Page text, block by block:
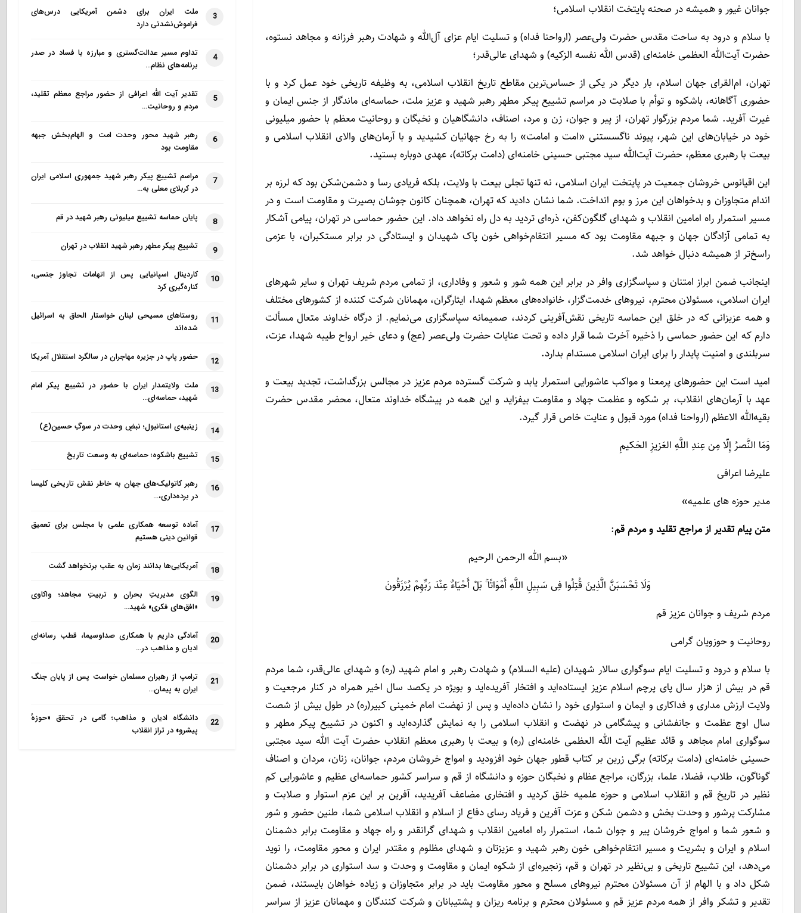
جوانان غیور و همیشه در صحنه پایتخت انقلاب اسلامی؛
با سلام و درود به ساحت مقدس حضرت ولی‌عصر (ارواحنا فداه) و تسلیت ایام عزای آل‌الله و شهادت رهبر فرزانه و مجاهد نستوه،
حضرت آیت‌الله العظمی خامنه‌ای (قدس الله نفسه الزکیه) و شهدای عالی‌قدر؛
تهران، ام‌القرای جهان اسلام، بار دیگر در یکی از حساس‌ترین مقاطع تاریخ انقلاب اسلامی، به وظیفه تاریخی خود عمل کرد و با
حضوری آگاهانه، باشکوه و توأم با صلابت در مراسم تشییع پیکر مطهر رهبر شهید و عزیز ملت، حماسه‌ای ماندگار از جنس ایمان و
غیرت آفرید. شما مردم بزرگوار تهران، از پیر و جوان، زن و مرد، اصناف، دانشگاهیان و نخبگان و روحانیت معظم با حضور میلیونی
خود در خیابان‌های این شهر، پیوند ناگسستنی «امت و امامت» را به رخ جهانیان کشیدید و با آرمان‌های والای انقلاب اسلامی و
بیعت با رهبری معظم، حضرت آیت‌الله سید مجتبی حسینی خامنه‌ای (دامت برکاته)، عهدی دوباره بستید.
این اقیانوس خروشان جمعیت در پایتخت ایران اسلامی، نه تنها تجلی بیعت با ولایت، بلکه فریادی رسا و دشمن‌شکن بود که لرزه بر
اندام متجاوزان و بدخواهان این مرز و بوم انداخت. شما نشان دادید که تهران، همچنان کانون جوشان بصیرت و مقاومت است و در
مسیر استمرار راه امامین انقلاب و شهدای گلگون‌کفن، ذره‌ای تردید به دل راه نخواهد داد. این حضور حماسی در تهران، پیامی آشکار
به تمامی آزادگان جهان و جبهه مقاومت بود که مسیر انتقام‌خواهی خون پاک شهیدان و ایستادگی در برابر مستکبران، با عزمی
راسخ‌تر از همیشه دنبال خواهد شد.
اینجانب ضمن ابراز امتنان و سپاسگزاری وافر در برابر این همه شور و شعور و وفاداری، از تمامی مردم شریف تهران و سایر شهرهای
ایران اسلامی، مسئولان محترم، نیروهای خدمت‌گزار، خانواده‌های معظم شهدا، ایثارگران، مهمانان شرکت کننده از کشورهای مختلف
و همه عزیزانی که در خلق این حماسه تاریخی نقش‌آفرینی کردند، صمیمانه سپاسگزاری می‌نمایم. از درگاه خداوند متعال مسألت
دارم که این حضور حماسی را ذخیره آخرت شما قرار داده و تحت عنایات حضرت ولی‌عصر (عج) و دعای خیر ارواح طیبه شهدا، عزت،
سربلندی و امنیت پایدار را برای ایران اسلامی مستدام بدارد.
امید است این حضورهای پرمعنا و مواکب عاشورایی استمرار یابد و شرکت گسترده مردم عزیز در مجالس بزرگداشت، تجدید بیعت و
عهد با آرمان‌های انقلاب، بر شکوه و عظمت جهاد و مقاومت بیفزاید و این همه در پیشگاه خداوند متعال، محضر مقدس حضرت
بقیه‌الله الاعظم (ارواحنا فداه) مورد قبول و عنایت خاص قرار گیرد.
وَمَا النَّصرُ إِلّا مِن عِندِ اللَّهِ العَزیزِ الحَکیمِ
علیرضا اعرافی
مدیر حوزه های علمیه»
متن پیام تقدیر از مراجع تقلید و مردم قم:
«بسم الله الرحمن الرحیم
وَلَا تَحْسَبَنَّ الَّذِینَ قُتِلُوا فِی سَبِیلِ اللَّهِ أَمْوَاتًا ۚ بَلْ أَحْیَاءٌ عِنْدَ رَبِّهِمْ یُرْزَقُونَ
مردم شریف و جوانان عزیز قم
روحانیت و حوزویان گرامی
با سلام و درود و تسلیت ایام سوگواری سالار شهیدان (علیه السلام) و شهادت رهبر و امام شهید (ره) و شهدای عالی‌قدر، شما مردم
قم در بیش از هزار سال پای پرچم اسلام عزیز ایستاده‌اید و افتخار آفریده‌اید و بویژه در یکصد سال اخیر همراه در کنار مرجعیت و
ولایت ارزش مداری و فداکاری و ایمان و استواری خود را نشان داده‌اید و پس از نهضت امام خمینی کبیر(ره) در طول بیش از شصت
سال اوج عظمت و جانفشانی و پیشگامی در نهضت و انقلاب اسلامی را به نمایش گذارده‌اید و اکنون در تشییع پیکر مطهر و
سوگواری امام مجاهد و قائد عظیم آیت الله العظمی خامنه‌ای (ره) و بیعت با رهبری معظم انقلاب حضرت آیت الله سید مجتبی
حسینی خامنه‌ای (دامت برکاته) برگی زرین بر کتاب قطور جهان خود افزودید و امواج خروشان مردم، جوانان، زنان، مردان و اصناف
گوناگون، طلاب، فضلا، علما، بزرگان، مراجع عظام و نخبگان حوزه و دانشگاه از قم و سراسر کشور حماسه‌ای عظیم و عاشورایی کم
نظیر در تاریخ قم و انقلاب اسلامی و حوزه علمیه خلق کردید و افتخاری مضاعف آفریدید، آفرین بر این عزم استوار و صلابت و
مشارکت پرشور و وحدت بخش و دشمن شکن و عزت آفرین و فریاد رسای دفاع از اسلام و انقلاب اسلامی شما، طنین حضور و شور
و شعور شما و امواج خروشان پیر و جوان شما، استمرار راه امامین انقلاب و شهدای گرانقدر و راه جهاد و مقاومت برابر دشمنان
اسلام و ایران و بشریت و مسیر انتقام‌خواهی خون رهبر شهید و عزیزتان و شهدای مظلوم و مقتدر ایران و محور مقاومت، را نوید
می‌دهد، این تشییع تاریخی و بی‌نظیر در تهران و قم، زنجیره‌ای از شکوه ایمان و مقاومت و وحدت و سد استواری در برابر دشمنان
شکل داد و با الهام از آن مسئولان محترم نیروهای مسلح و محور مقاومت باید در برابر متجاوزان و زیاده خواهان بایستند، ضمن
تقدیر و تشکر وافر از همه مردم عزیز قم و مسئولان محترم و برنامه ریزان و پشتیبانان و شرکت کنندگان و مهمانان عزیز از سراسر
3
ملت ایران برای دشمن آمریکایی درس‌های
فراموش‌نشدنی دارد
4
تداوم مسیر عدالت‌گستری و مبارزه با فساد در صدر
برنامه‌های نظام…
5
تقدیر آیت الله اعرافی از حضور مراجع معظم تقلید،
مردم و روحانیت…
6
رهبر شهید محور وحدت امت و الهام‌بخش جبهه
مقاومت بود
7
مراسم تشییع پیکر رهبر شهید جمهوری اسلامی ایران
در کربلای معلی به…
8 پایان حماسه تشییع میلیونی رهبر شهید در قم
9 تشییع پیکر مطهر رهبر شهید انقلاب در تهران
10
کاردینال اسپانیایی پس از اتهامات تجاوز جنسی،
کناره‌گیری کرد
11
روستاهای مسیحی لبنان خواستار الحاق به اسرائیل
شده‌اند
12 حضور پاپ در جزیره مهاجران در سالگرد استقلال آمریکا
13
ملت ولایتمدار ایران با حضور در تشییع پیکر امام
شهید، حماسه‌ای…
14 زینبیه‌ی استانبول؛ نبضِ وحدت در سوگِ حسین(ع)
15 تشییع باشکوه؛ حماسه‌ای به وسعت تاریخ
16
رهبر کاتولیک‌های جهان به خاطر نقش تاریخی کلیسا
در برده‌داری،…
17
آماده توسعه همکاری علمی با مجلس برای تعمیق
قوانین دینی هستیم
18 آمریکایی‌ها بدانند زمان به عقب برنخواهد گشت
19
الگوی مدیریتِ بحران و تربیتِ مجاهد؛ واکاوی
«افق‌های فکری» شهید…
20
آمادگی داریم با همکاری صداوسیما، قطب رسانه‌ای
ادیان و مذاهب در…
21
ترامپ از رهبران مسلمان خواست پس از پایان جنگ
ایران به پیمان…
22
دانشگاه ادیان و مذاهب؛ گامی در تحقق «حوزهٔ
پیشرو» در تراز انقلاب